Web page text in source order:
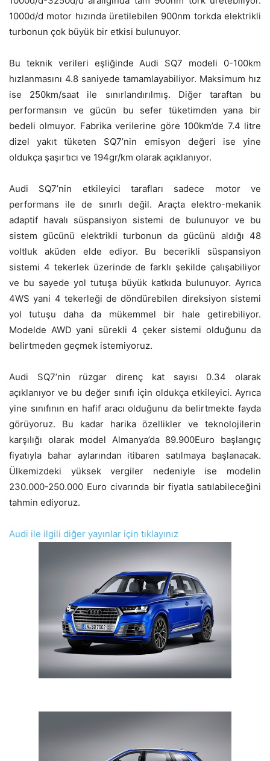
1000d/d motor hızında üretilebilen 900nm torkda elektrikli
turbonun çok büyük bir etkisi bulunuyor.
Bu teknik verileri eşliğinde Audi SQ7 modeli 0-100km
hızlanmasını 4.8 saniyede tamamlayabiliyor. Maksimum hız
ise 250km/saat ile sınırlandırılmış. Diğer taraftan bu
performansın ve gücün bu sefer tüketimden yana bir
bedeli olmuyor. Fabrika verilerine göre 100km’de 7.4 litre
dizel yakıt tüketen SQ7’nin emisyon değeri ise yine
oldukça şaşırtıcı ve 194gr/km olarak açıklanıyor.
Audi SQ7’nin etkileyici tarafları sadece motor ve
performans ile de sınırlı değil. Araçta elektro-mekanik
adaptif havalı süspansiyon sistemi de bulunuyor ve bu
sistem gücünü elektrikli turbonun da gücünü aldığı 48
voltluk aküden elde ediyor. Bu becerikli süspansiyon
sistemi 4 tekerlek üzerinde de farklı şekilde çalışabiliyor
ve bu sayede yol tutuşa büyük katkıda bulunuyor. Ayrıca
4WS yani 4 tekerleği de döndürebilen direksiyon sistemi
yol tutuşu daha da mükemmel bir hale getirebiliyor.
Modelde AWD yani sürekli 4 çeker sistemi olduğunu da
belirtmeden geçmek istemiyoruz.
Audi SQ7’nin rüzgar direnç kat sayısı 0.34 olarak
açıklanıyor ve bu değer sınıfı için oldukça etkileyici. Ayrıca
yine sınıfının en hafif aracı olduğunu da belirtmekte fayda
görüyoruz. Bu kadar harika özellikler ve teknolojilerin
karşılığı olarak model Almanya’da 89.900Euro başlangıç
fiyatıyla bahar aylarından itibaren satılmaya başlanacak.
Ülkemizdeki yüksek vergiler nedeniyle ise modelin
230.000-250.000 Euro civarında bir fiyatla satılabileceğini
tahmin ediyoruz.
Audi ile ilgili diğer yayınlar için tıklayınız